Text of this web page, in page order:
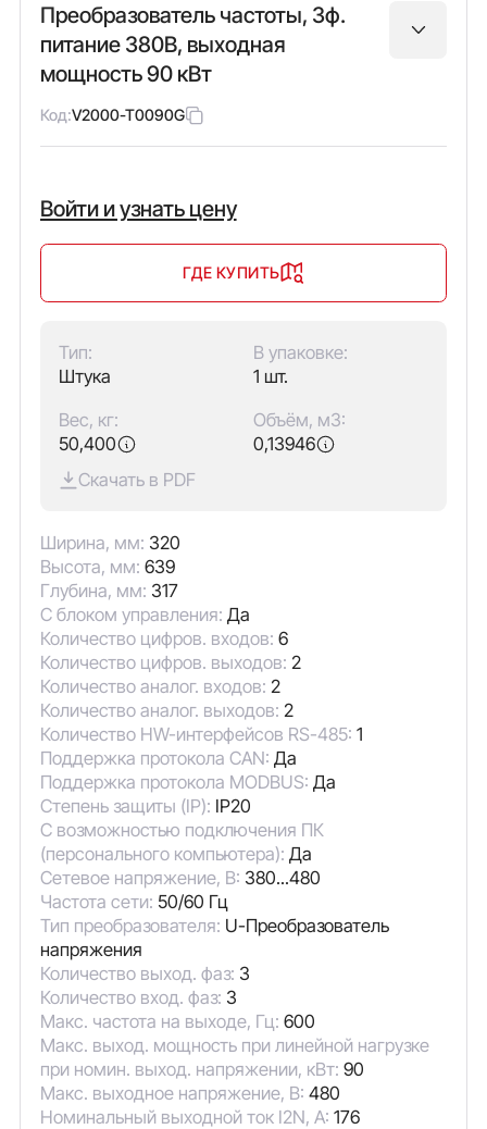
Преобразователь частоты, 3ф.
питание 380В, выходная
мощность 90 кВт
Код:V2000-T0090G
Войти и узнать цену
ГДЕ КУПИТЬ
Тип:
Штука
В упаковке:
1 шт.
Вес, кг:
50,400
Объём, м3:
0,13946
Скачать в PDF
Ширина, мм: 320
Высота, мм: 639
Глубина, мм: 317
С блоком управления: Да
Количество цифров. входов: 6
Количество цифров. выходов: 2
Количество аналог. входов: 2
Количество аналог. выходов: 2
Количество HW-интерфейсов RS-485: 1
Поддержка протокола CAN: Да
Поддержка протокола MODBUS: Да
Степень защиты (IP): IP20
С возможностью подключения ПК
(персонального компьютера): Да
Сетевое напряжение, В: 380...480
Частота сети: 50/60 Гц
Тип преобразователя: U-Преобразователь
напряжения
Количество выход. фаз: 3
Количество вход. фаз: 3
Макс. частота на выходе, Гц: 600
Макс. выход. мощность при линейной нагрузке
при номин. выход. напряжении, кВт: 90
Макс. выходное напряжение, В: 480
Номинальный выходной ток I2N, А: 176